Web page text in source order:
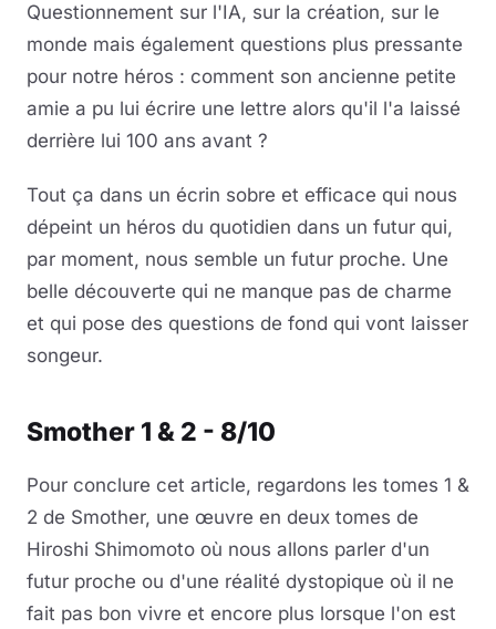
Questionnement sur l'IA, sur la création, sur le
monde mais également questions plus pressante
pour notre héros : comment son ancienne petite
amie a pu lui écrire une lettre alors qu'il l'a laissé
derrière lui 100 ans avant ?
Tout ça dans un écrin sobre et efficace qui nous
dépeint un héros du quotidien dans un futur qui,
par moment, nous semble un futur proche. Une
belle découverte qui ne manque pas de charme
et qui pose des questions de fond qui vont laisser
songeur.
Smother 1 & 2 - 8/10
Pour conclure cet article, regardons les tomes 1 &
2 de Smother, une œuvre en deux tomes de
Hiroshi Shimomoto où nous allons parler d'un
futur proche ou d'une réalité dystopique où il ne
fait pas bon vivre et encore plus lorsque l'on est